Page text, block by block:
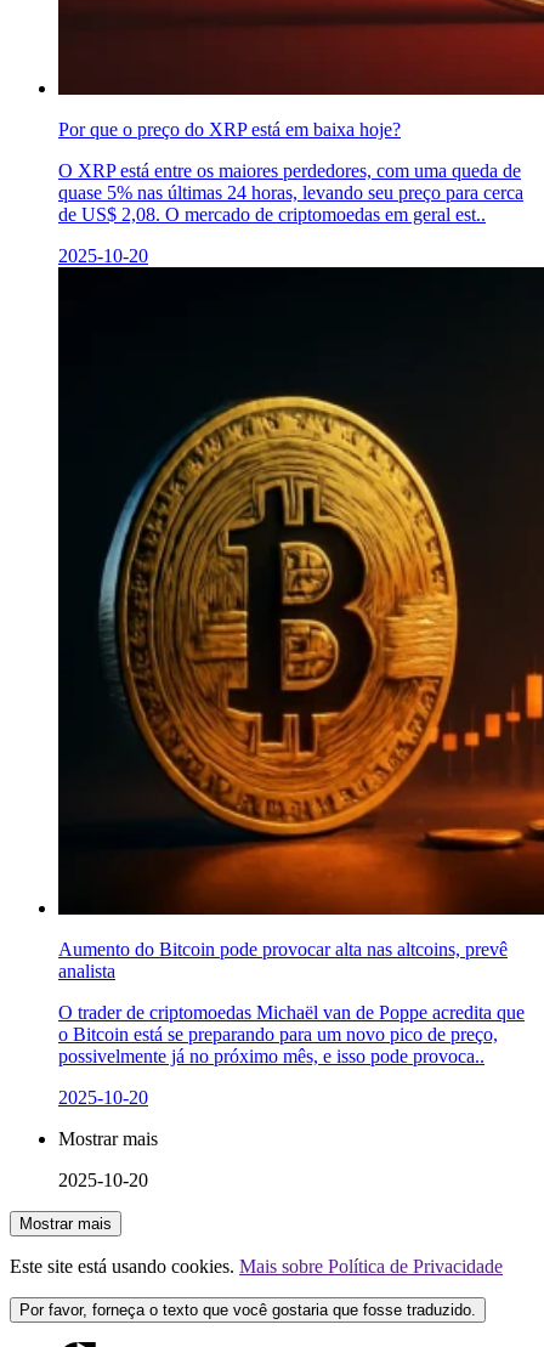
Por que o preço do XRP está em baixa hoje?
O XRP está entre os maiores perdedores, com uma queda de
quase 5% nas últimas 24 horas, levando seu preço para cerca
de US$ 2,08. O mercado de criptomoedas em geral est..
2025-10-20
Aumento do Bitcoin pode provocar alta nas altcoins, prevê
analista
O trader de criptomoedas Michaël van de Poppe acredita que
o Bitcoin está se preparando para um novo pico de preço,
possivelmente já no próximo mês, e isso pode provoca..
2025-10-20
Mostrar mais
2025-10-20
Mostrar mais
Este site está usando cookies. Mais sobre Política de Privacidade
Por favor, forneça o texto que você gostaria que fosse traduzido.